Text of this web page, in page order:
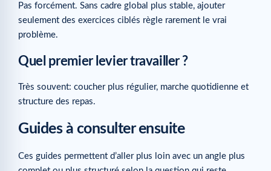
Pas forcément. Sans cadre global plus stable, ajouter
seulement des exercices ciblés règle rarement le vrai
problème.
Quel premier levier travailler ?
Très souvent: coucher plus régulier, marche quotidienne et
structure des repas.
Guides à consulter ensuite
Ces guides permettent d’aller plus loin avec un angle plus